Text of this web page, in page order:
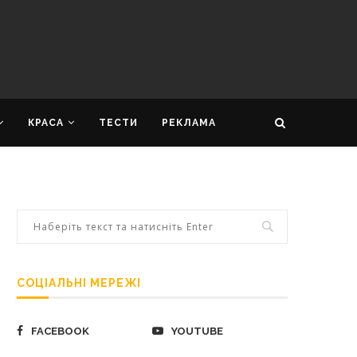
КРАСА ТЕСТИ РЕКЛАМА
СОЦІАЛЬНІ МЕРЕЖІ
FACEBOOK YOUTUBE